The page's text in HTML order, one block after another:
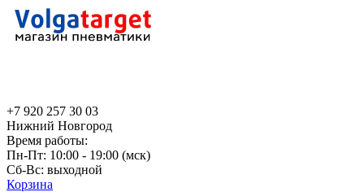
+7 920 257 30 03
Нижний Новгород
Время работы:
Пн-Пт: 10:00 - 19:00 (мск)
Сб-Вс: выходной
Корзина